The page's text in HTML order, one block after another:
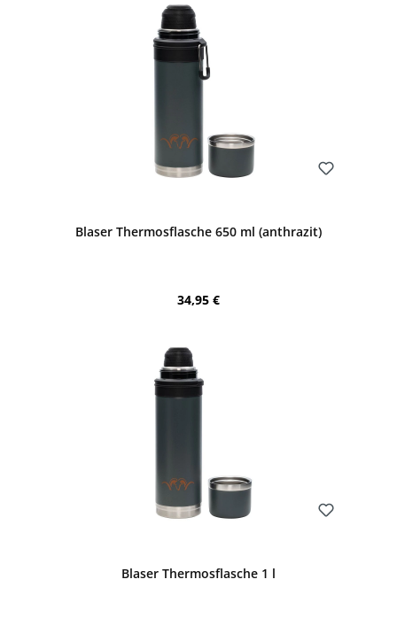
Blaser Thermosflasche 650 ml (anthrazit)
Regulärer Preis:
34,95 €
Blaser Thermosflasche 1 l